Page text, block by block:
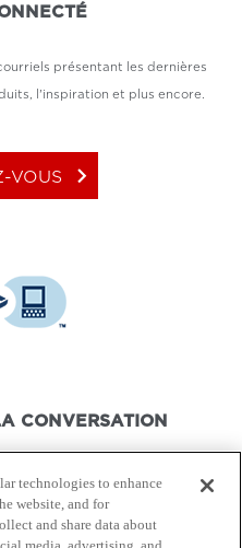
présentant les dernières
l'inspiration et plus encore.
VOUS keyboard_arrow_right
CONVERSATION
technologies to enhance
website, and for
and share data about